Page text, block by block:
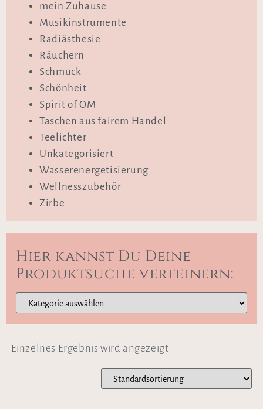
mein Zuhause
Musikinstrumente
Radiästhesie
Räuchern
Schmuck
Schönheit
Spirit of OM
Taschen aus fairem Handel
Teelichter
Unkategorisiert
Wasserenergetisierung
Wellnesszubehör
Zirbe
Hier kannst Du Deine
Produktsuche verfeinern:
Einzelnes Ergebnis wird angezeigt